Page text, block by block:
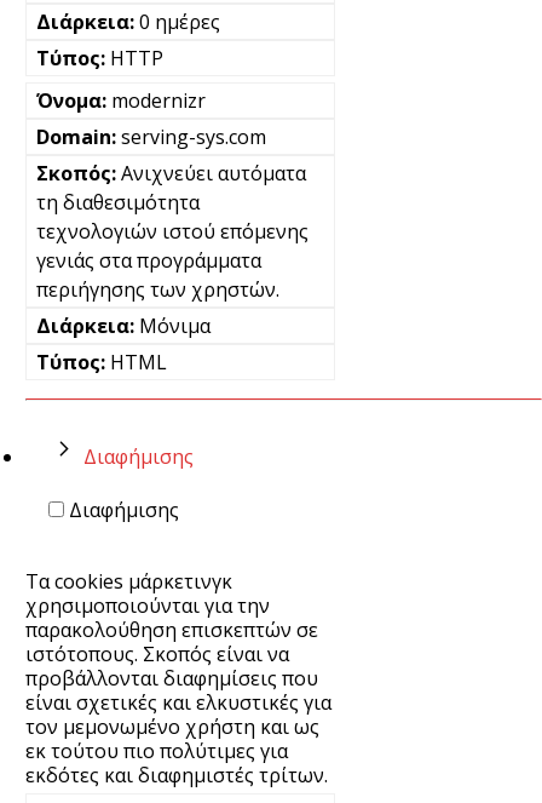
0 ημέρες
HTTP
modernizr
serving-sys.com
Ανιχνεύει αυτόματα
τη διαθεσιμότητα
τεχνολογιών ιστού επόμενης
γενιάς στα προγράμματα
περιήγησης των χρηστών.
Μόνιμα
HTML
Διαφήμισης
Διαφήμισης
Τα cookies μάρκετινγκ
χρησιμοποιούνται για την
παρακολούθηση επισκεπτών σε
ιστότοπους. Σκοπός είναι να
προβάλλονται διαφημίσεις που
είναι σχετικές και ελκυστικές για
τον μεμονωμένο χρήστη και ως
εκ τούτου πιο πολύτιμες για
εκδότες και διαφημιστές τρίτων.